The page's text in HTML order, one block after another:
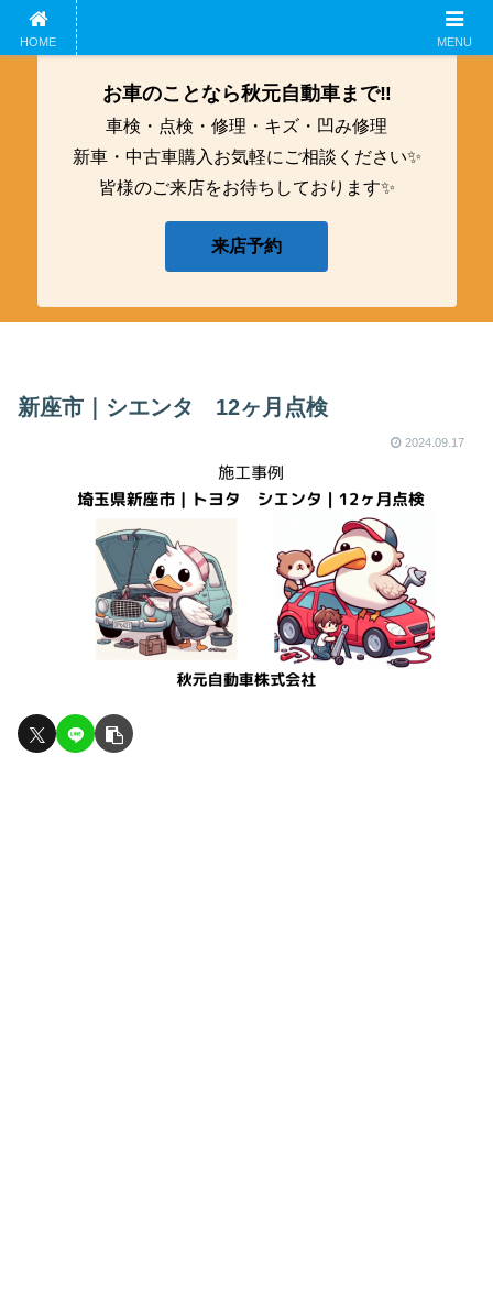
ホーム アクセス
お車のことなら秋元自動車まで‼️
車検・点検・修理・キズ・凹み修理
新車・中古車購入お気軽にご相談ください✨
皆様のご来店をお待ちしております✨
来店予約
新座市｜シエンタ 12ヶ月点検
2024.09.17
HOME MENU